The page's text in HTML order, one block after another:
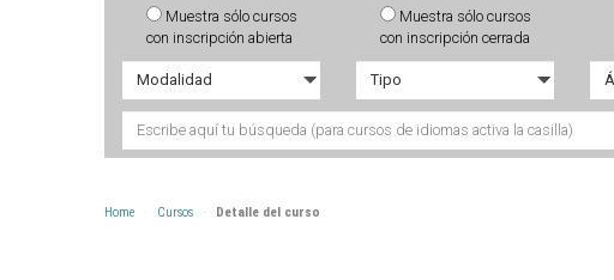
Muestra sólo cursos
con inscripción abierta
Muestra sólo cursos
con inscripción cerrada
Home Cursos Detalle del curso